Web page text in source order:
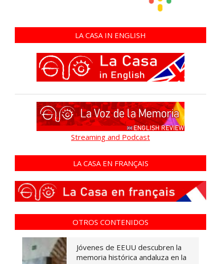
LA CASA IN ENGLISH
Streaming and Podcast
LA CASA EN FRANÇAIS
OTROS CONTENIDOS
Jóvenes de EEUU descubren la
memoria histórica andaluza en la